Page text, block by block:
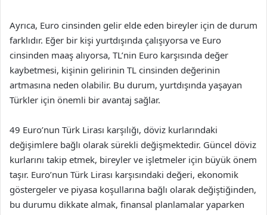
Ayrıca, Euro cinsinden gelir elde eden bireyler için de durum
farklıdır. Eğer bir kişi yurtdışında çalışıyorsa ve Euro
cinsinden maaş alıyorsa, TL’nin Euro karşısında değer
kaybetmesi, kişinin gelirinin TL cinsinden değerinin
artmasına neden olabilir. Bu durum, yurtdışında yaşayan
Türkler için önemli bir avantaj sağlar.
49 Euro’nun Türk Lirası karşılığı, döviz kurlarındaki
değişimlere bağlı olarak sürekli değişmektedir. Güncel döviz
kurlarını takip etmek, bireyler ve işletmeler için büyük önem
taşır. Euro’nun Türk Lirası karşısındaki değeri, ekonomik
göstergeler ve piyasa koşullarına bağlı olarak değiştiğinden,
bu durumu dikkate almak, finansal planlamalar yaparken